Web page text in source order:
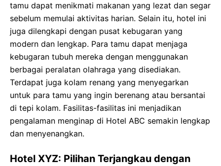
tamu dapat menikmati makanan yang lezat dan segar
sebelum memulai aktivitas harian. Selain itu, hotel ini
juga dilengkapi dengan pusat kebugaran yang
modern dan lengkap. Para tamu dapat menjaga
kebugaran tubuh mereka dengan menggunakan
berbagai peralatan olahraga yang disediakan.
Terdapat juga kolam renang yang menyegarkan
untuk para tamu yang ingin berenang atau bersantai
di tepi kolam. Fasilitas-fasilitas ini menjadikan
pengalaman menginap di Hotel ABC semakin lengkap
dan menyenangkan.
Hotel XYZ: Pilihan Terjangkau dengan